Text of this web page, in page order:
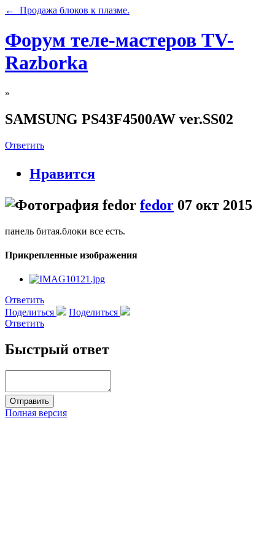
← Продажа блоков к плазме.
Форум теле-мастеров TV-
Razborka
»
SAMSUNG PS43F4500AW ver.SS02
Ответить
Нравится
fedor 07 окт 2015
панель битая.блоки все есть.
Прикрепленные изображения
Ответить
Поделиться
Поделиться
Ответить
Быстрый ответ
Полная версия